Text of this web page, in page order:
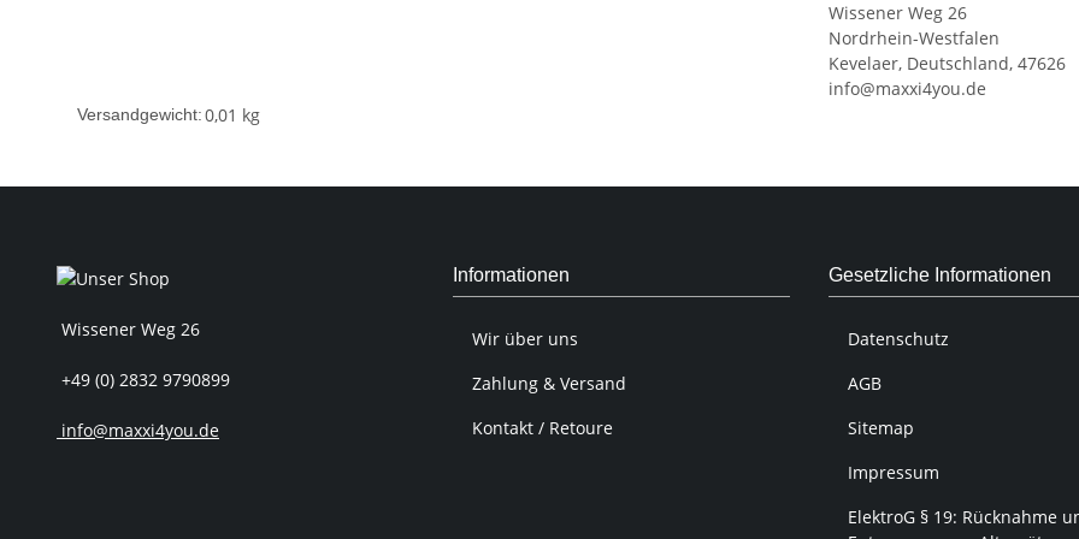
Wissener Weg 26
Nordrhein-Westfalen
Kevelaer, Deutschland, 47626
info@maxxi4you.de
Versandgewicht:0,01 kg
Wissener Weg 26
+49 (0) 2832 9790899
info@maxxi4you.de
Informationen
Wir über uns
Zahlung & Versand
Kontakt / Retoure
Gesetzliche Informationen
Datenschutz
AGB
Sitemap
Impressum
ElektroG § 19: Rücknahme